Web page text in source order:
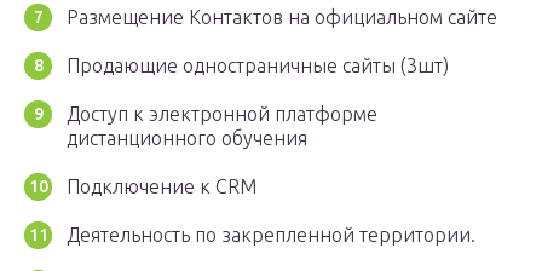
Размещение Контактов на официальном сайте
Продающие одностраничные сайты (3шт)
Доступ к электронной платформе
дистанционного обучения
Подключение к CRM
Деятельность по закрепленной территории.